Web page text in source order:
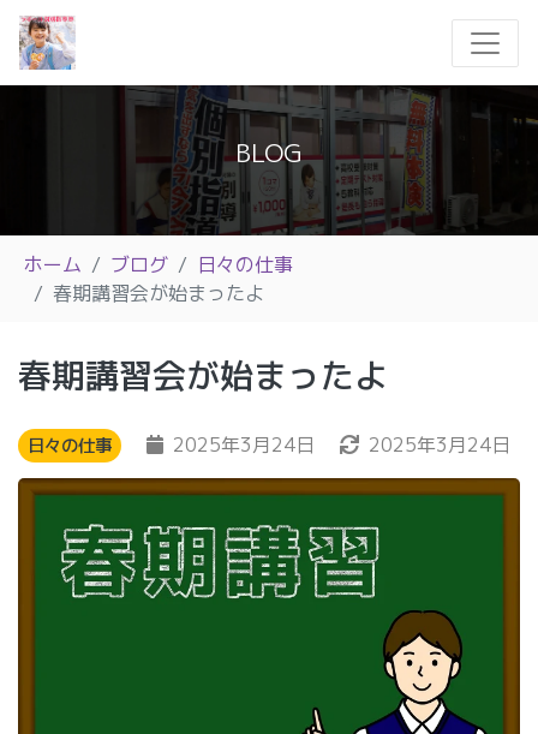
BLOG
ホーム ブログ
日々の仕事
春期講習会が始まったよ
春期講習会が始まったよ
日々の仕事 2025年3月24日 2025年3月24日